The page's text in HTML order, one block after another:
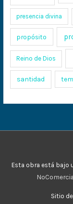
presencia divina
propósito
Reino de Dios
santidad
Esta obra está bajo
Sitio